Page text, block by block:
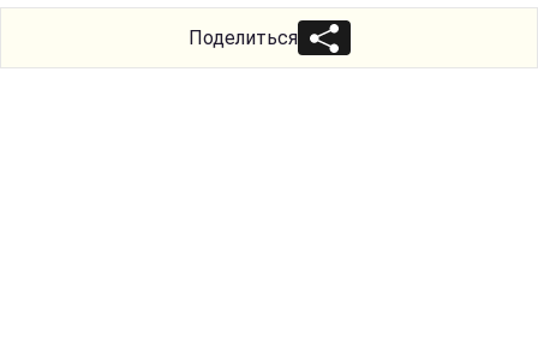
Поделиться